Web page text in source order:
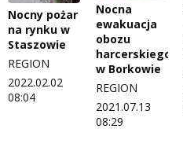
Nocny pożar
na rynku w
Staszowie
REGION
2022.02.02
08:04
Nocna
ewakuacja
obozu
harcerskiego
w Borkowie
REGION
2021.07.13
08:29